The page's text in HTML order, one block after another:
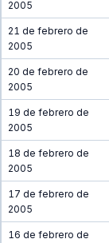
2005
21 de febrero de
2005
20 de febrero de
2005
19 de febrero de
2005
18 de febrero de
2005
17 de febrero de
2005
16 de febrero de